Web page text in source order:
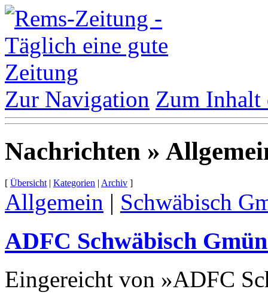
Zur Navigation Zum Inhalt
Nachrichten »
[ Übersicht | Kategorien | Archiv ]
Allgemein | Schwäbisch
ADFC Schwäbisch
Eingereicht von »ADFC